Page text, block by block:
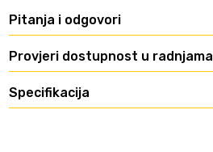
Pitanja i odgovori
Provjeri dostupnost u radnjama
Specifikacija